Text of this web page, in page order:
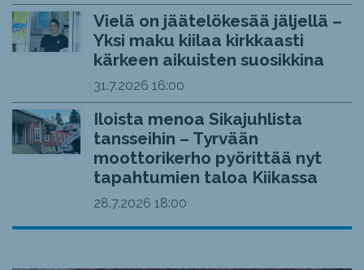
Vielä on jäätelökesää jäljellä –
Yksi maku kiilaa kirkkaasti
kärkeen aikuisten suosikkina
31.7.2026 16:00
Iloista menoa Sikajuhlista
tansseihin – Tyrvään
moottorikerho pyörittää nyt
tapahtumien taloa Kiikassa
28.7.2026 18:00